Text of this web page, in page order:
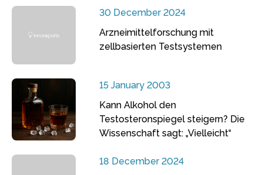
30 December 2024
Arzneimittelforschung mit
zellbasierten Testsystemen
15 January 2003
Kann Alkohol den
Testosteronspiegel steigern? Die
Wissenschaft sagt: „Vielleicht“
18 December 2024